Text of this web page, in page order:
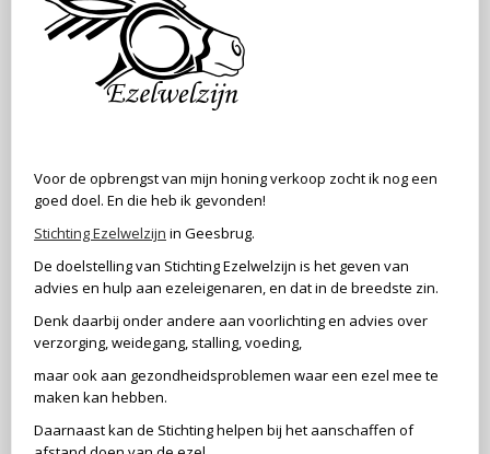
Voor de opbrengst van mijn honing verkoop zocht ik nog een
goed doel. En die heb ik gevonden!
Stichting Ezelwelzijn in Geesbrug.
De doelstelling van Stichting Ezelwelzijn is het geven van
advies en hulp aan ezeleigenaren, en dat in de breedste zin.
Denk daarbij onder andere aan voorlichting en advies over
verzorging, weidegang, stalling, voeding,
maarook aan gezondheidsproblemen waar een ezel mee te
maken kan hebben.
Daarnaast kan de Stichting helpen bij het aanschaffen of